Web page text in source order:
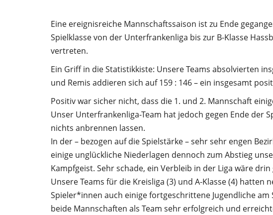
Eine ereignisreiche Mannschaftssaison ist zu Ende
Spielklasse von der Unterfrankenliga bis zur B-Klasse
vertreten.
Ein Griff in die Statistikkiste: Unsere Teams absolvierten
und Remis addieren sich auf 159 : 146 – ein insgesamt
Positiv war sicher nicht, dass die 1. und 2. Mannschaft
Unser Unterfrankenliga-Team hat jedoch gegen Ende der
nichts anbrennen lassen.
In der – bezogen auf die Spielstärke – sehr sehr engen
einige unglückliche Niederlagen dennoch zum Abstieg
Kampfgeist. Sehr schade, ein Verbleib in der Liga wäre drin
Unsere Teams für die Kreisliga (3) und A-Klasse (4)
Spieler*innen auch einige fortgeschrittene Jugendliche
beide Mannschaften als Team sehr erfolgreich und